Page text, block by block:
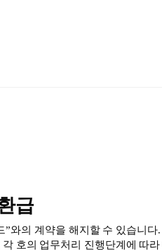
급
”와의 계약을 해지할 수 있습니다.
각 호의 업무처리 진행단계에 따라